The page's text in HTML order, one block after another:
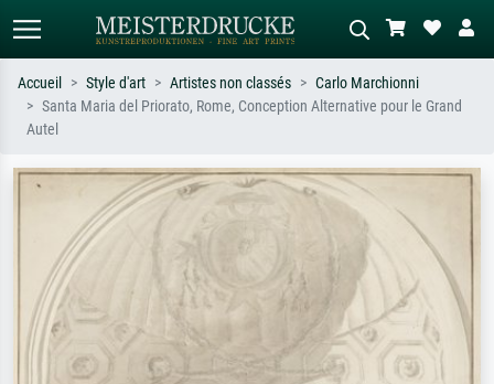
ex. Monet, Nuit étoilée,
impressionnisme, vague de Hokusai,
abstrait avec beaucoup de rouge,
tableau sombre, nu debout près d'un
arbre.
Accueil Style d'art Artistes non classés
Carlo Marchionni
Santa Maria del Priorato, Rome, Conception Alternative pour le Grand
Autel